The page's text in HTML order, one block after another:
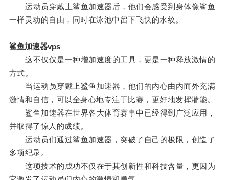
运动员穿戴上鲨鱼加速器后，他们会感受到身体像鲨鱼
一样灵动的自由，同时在泳池中留下飞快的水纹。
鲨鱼加速器vps
这不仅仅是一种增加速度的工具，更是一种释放激情的
方式。
当运动员穿戴上鲨鱼加速器，他们的内心由内而外充满
激情和自信，可以全身心地专注于比赛，更好地发挥潜能。
鲨鱼加速器在世界各大体育赛事中已经得到广泛应用，
并取得了惊人的成绩。
运动员们通过鲨鱼加速器，突破了自己的极限，创造了
多项纪录。
这项技术的成功不仅在于其创新性和科技含量，更因为